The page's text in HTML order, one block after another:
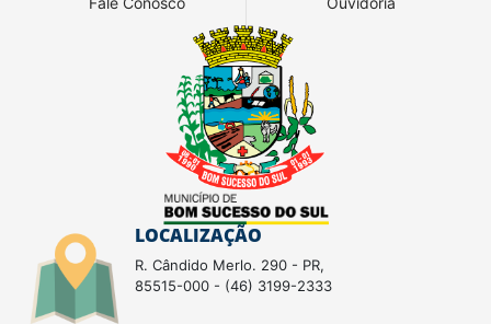
LOCALIZAÇÃO
R. Cândido Merlo. 290 - PR,
85515-000 - (46) 3199-2333